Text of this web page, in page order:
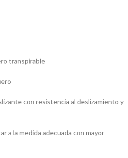
transpirable
con resistencia al deslizamiento y
a la medida adecuada con mayor